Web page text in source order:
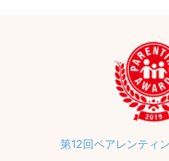
第12回ペアレンティ